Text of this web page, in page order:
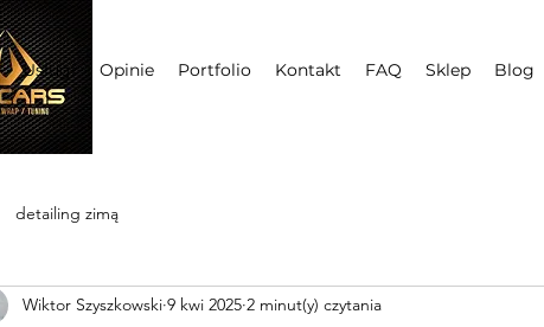
Usługi Opinie Portfolio Kontakt FAQ Sklep Blog
detailing zimą
Wiktor Szyszkowski 9 kwi 2025 2 minut(y) czytania